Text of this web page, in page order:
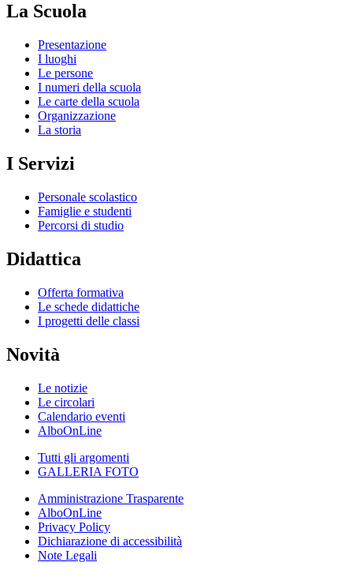
La Scuola
Presentazione
I luoghi
Le persone
I numeri della scuola
Le carte della scuola
Organizzazione
La storia
I Servizi
Personale scolastico
Famiglie e studenti
Percorsi di studio
Didattica
Offerta formativa
Le schede didattiche
I progetti delle classi
Novità
Le notizie
Le circolari
Calendario eventi
AlboOnLine
Tutti gli argomenti
GALLERIA FOTO
Amministrazione Trasparente
AlboOnLine
Privacy Policy
Dichiarazione di accessibilità
Note Legali